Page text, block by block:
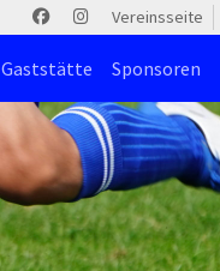
Vereinsseite
Gaststätte Sponsoren